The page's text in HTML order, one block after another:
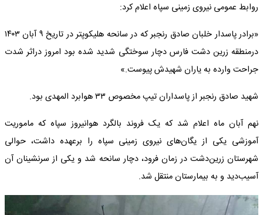
روابط عمومی نیروی زمینی سپاه اعلام کرد:
«برادر پاسدار خلبان صادق رنجبر که در سانحه هلیکوپتر در تاریخ ۹ آبان ۱۴۰۳
درمنطقه زرین دشت فارس دچار سوختگی شدید شده بود امروز دراثر شدت
جراحت وارده به یاران شهیدش پیوست.»
شهید صادق رنجبر از پاسداران تیپ مخصوص ۳۳ هوابرد المهدی بود.
نهم آبان ماه اعلام شد که یک فروند بالگرد هوانیروز سپاه که ماموریت
آموزشی یکی از یگان‌های نیروی زمینی سپاه را برعهده داشت، حوالی
شهرستان زرین‌دشت در زمان فرود، دچار سانحه شد و یکی از سرنشینان آن
آسیب‌دید و به بیمارستان منتقل شد.